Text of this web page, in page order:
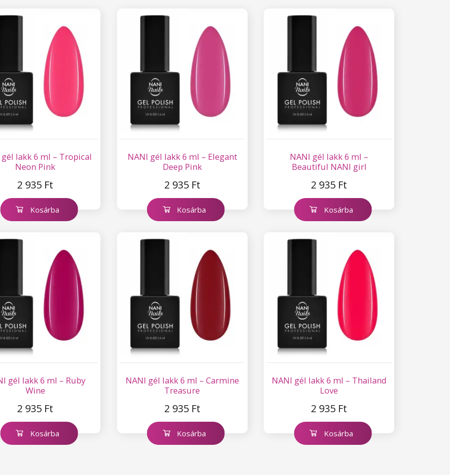
gél lakk 6 ml – Tropical
Neon Pink
2 935 Ft
Kosárba
NANI gél lakk 6 ml – Elegant
Deep Pink
2 935 Ft
Kosárba
NANI gél lakk 6 ml –
Beautiful NANI girl
2 935 Ft
Kosárba
gél lakk 6 ml – Ruby
Wine
2 935 Ft
Kosárba
NANI gél lakk 6 ml – Carmine
Treasure
2 935 Ft
Kosárba
NANI gél lakk 6 ml – Thailand
Love
2 935 Ft
Kosárba